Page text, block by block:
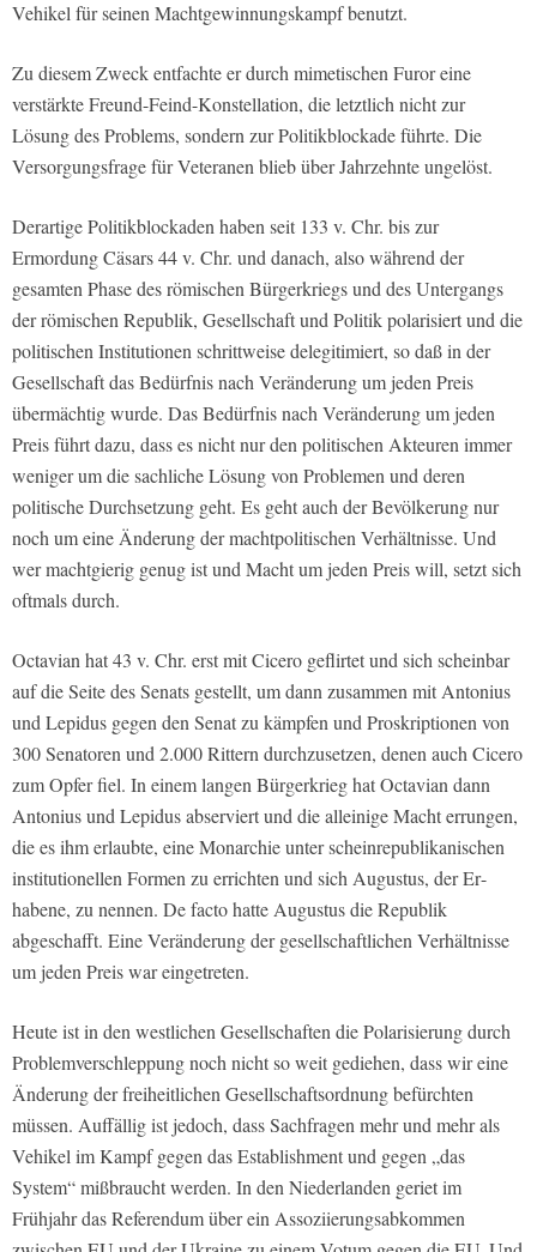
Vehikel für seinen Machtgewinnungskampf benutzt.
Zu diesem Zweck entfachte er durch mimetischen Furor eine
verstärkte Freund-Feind-Konstellation, die letztlich nicht zur
Lösung des Problems, sondern zur Politikblockade führte. Die
Versorgungsfrage für Veteranen blieb über Jahrzehnte ungelöst.
Derartige Politikblockaden haben seit 133 v. Chr. bis zur
Ermordung Cäsars 44 v. Chr. und danach, also während der
gesamten Phase des römischen Bürgerkriegs und des Untergangs
der römischen Republik, Gesellschaft und Politik polarisiert und die
politi­schen Institutionen schrittweise delegitimiert, so daß in der
Gesellschaft das Bedürfnis nach Veränderung um jeden Preis
übermächtig wurde. Das Bedürfnis nach Veränderung um jeden
Preis führt dazu, dass es nicht nur den politischen Akteuren immer
weniger um die sachliche Lösung von Problemen und deren
politische Durchsetzung geht. Es geht auch der Bevölkerung nur
noch um eine Änderung der machtpolitischen Verhältnisse. Und
wer macht­gierig genug ist und Macht um jeden Preis will, setzt sich
oftmals durch.
Octavian hat 43 v. Chr. erst mit Cicero geflirtet und sich scheinbar
auf die Seite des Senats gestellt, um dann zusammen mit Antonius
und Lepidus gegen den Senat zu kämpfen und Pro­skriptionen von
300 Senatoren und 2.000 Rittern durchzusetzen, denen auch Cicero
zum Opfer fiel. In einem langen Bürgerkrieg hat Octavian dann
Antonius und Lepidus ab­serviert und die alleinige Macht errungen,
die es ihm erlaubte, eine Monarchie unter scheinrepublikanischen
institutionellen Formen zu errichten und sich Augustus, der Er­
habene, zu nennen. De facto hatte Augustus die Republik
abgeschafft. Eine Verände­rung der gesellschaftlichen Verhältnisse
um jeden Preis war eingetreten.
Heute ist in den westlichen Gesellschaften die Polarisierung durch
Problemverschlep­pung noch nicht so weit gediehen, dass wir eine
Änderung der freiheitlichen Gesell­schaftsordnung befürchten
müssen. Auffällig ist jedoch, dass Sachfragen mehr und mehr als
Vehikel im Kampf gegen das Establishment und gegen „das
System“ mißbraucht werden. In den Niederlanden geriet im
Frühjahr das Referendum über ein Assoziie­rungsabkommen